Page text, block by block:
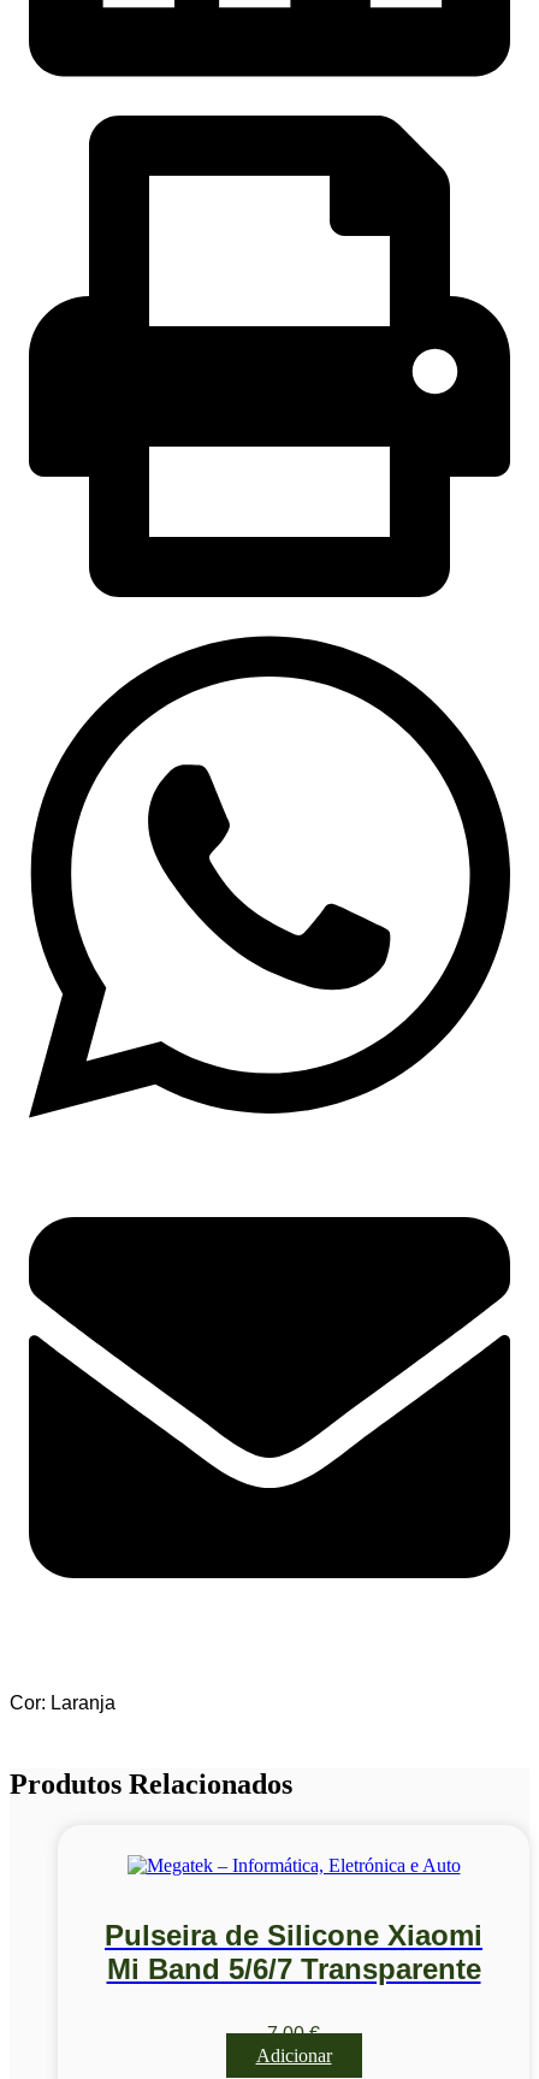
Cor: Laranja
Produtos Relacionados
Pulseira de Silicone Xiaomi
Mi Band 5/6/7 Transparente
7,00€
Adicionar